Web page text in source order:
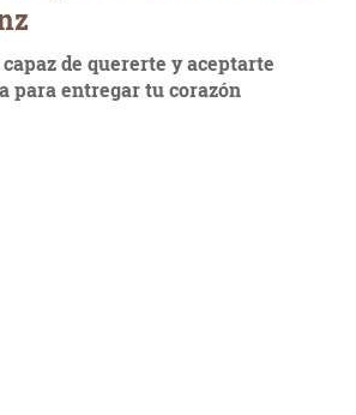
de quererte y aceptarte
para entregar tu corazón